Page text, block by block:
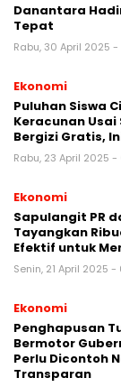
Danantara
Tepat
Rabu, 30 April 2025 -
Ekonomi
Puluhan Siswa
Keracunan
Bergizi Gratis,
Rabu, 23 April 2025 -
Ekonomi
Sapulangit PR
Tayangkan
Efektif untuk
Senin, 21 April 2025 -
Ekonomi
Penghapusan
Bermotor
Perlu Dicontoh
Transparan